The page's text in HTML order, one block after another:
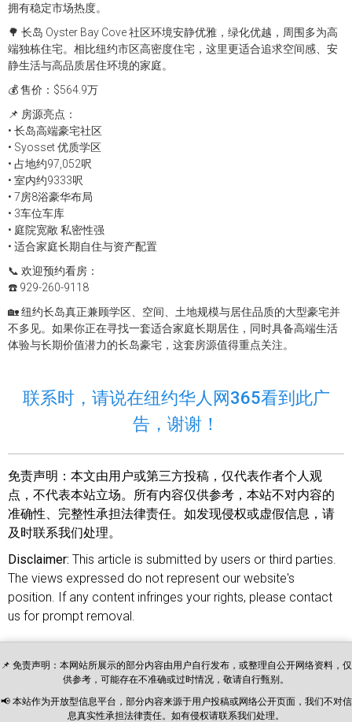
拥有稳定市场热度。
🌳 长岛 Oyster Bay Cove 社区环境安静优雅，绿化优越，周围多为高
端独栋住宅。相比纽约市区高密度住宅，这里更适合追求空间感、安
静生活与高品质居住环境的家庭。
💰 售价：$564.9万
📌 房源亮点：
• 长岛高端豪宅社区
• Syosset 优质学区
• 占地约97,052呎
• 室内约9333呎
• 7房8浴豪华布局
• 3车位车库
• 庭院宽敞 私密性强
• 适合家庭长期自住与资产配置
📞 欢迎预约看房：
☎️ 929-260-9118
🏡 纽约长岛真正兼顾学区、空间、土地规模与居住品质的大型豪宅并
不多见。如果你正在寻找一套适合家庭长期居住，同时具备高端生活
体验与长期价值潜力的长岛豪宅，这套房源值得重点关注。
联系时，请说在纽约华人网365看到此广
告，谢谢！
免责声明： 本文由用户或第三方投稿，仅代表作者个人观
点，不代表本站立场。所有内容仅供参考，本站不对内容的
准确性、完整性承担法律责任。如发现侵权或虚假信息，请
及时联系我们处理。
Disclaimer: This article is submitted by users or third parties.
The views expressed do not represent our website's
position. If any content infringes your rights, please contact
us for prompt removal.
📌 免责声明：本网站所展示的部分内容由用户自行发布，或整理自公开网络资料，仅
供参考，可能存在不准确或过时情况，敬请自行甄别。
📢 本站作为开放型信息平台，部分内容来源于用户投稿或网络公开页面，我们不对信
息真实性承担法律责任。如有侵权请联系我们处理。